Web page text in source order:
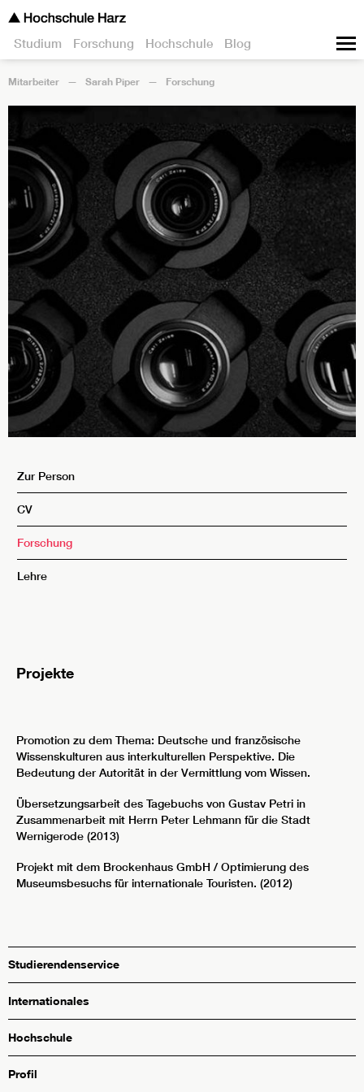
Studium Forschung Hochschule Blog
Mitarbeiter Sarah Piper Forschung
Zur Person
CV
Forschung
Lehre
Projekte
Promotion zu dem Thema: Deutsche und französische
Wissenskulturen aus interkulturellen Perspektive. Die
Bedeutung der Autorität in der Vermittlung vom Wissen.
Übersetzungsarbeit des Tagebuchs von Gustav Petri in
Zusammenarbeit mit Herrn Peter Lehmann für die Stadt
Wernigerode (2013)
Projekt mit dem Brockenhaus GmbH / Optimierung des
Museumsbesuchs für internationale Touristen. (2012)
Studierendenservice
Internationales
Hochschule
Profil